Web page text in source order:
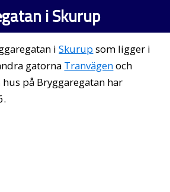
i Skurup
iSkurup som ligger i
gatorna Tranvägenoch
hus på Bryggaregatan har